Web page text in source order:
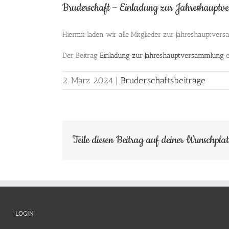
Bruderschaft – Einladung zur
Hiermit laden wir alle Mitglieder zur
Der Beitrag Einladung zur Jahreshauptversammlung
2. März 2024 | Bruderschaftsbeiträge
Teile diesen Beitrag auf deiner
LOGIN